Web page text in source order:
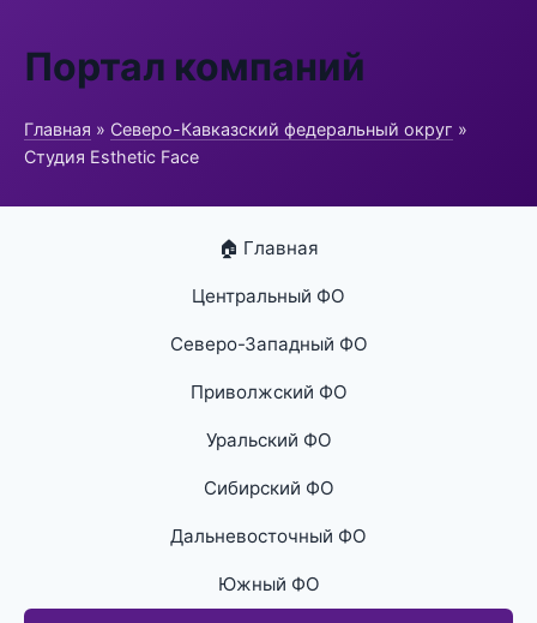
Портал компаний
Главная » Северо-Кавказский федеральный округ »
Студия Esthetic Face
🏠 Главная
Центральный ФО
Северо-Западный ФО
Приволжский ФО
Уральский ФО
Сибирский ФО
Дальневосточный ФО
Южный ФО